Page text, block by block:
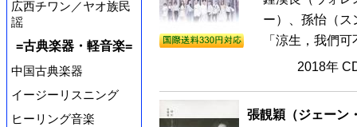
広西チワン／ヤオ族民
謡
=古典楽器・軽音楽=
中国古典楽器
イージーリスニング
ヒーリング音楽
ー）、孫怡（
「涼生，我們
2018年
張靚穎（ジェーン